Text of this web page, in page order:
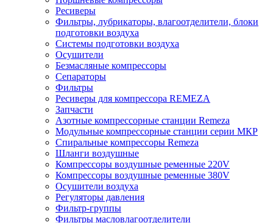
Ресиверы
Фильтры, лубрикаторы, влагоотделители, блоки
подготовки воздуха
Системы подготовки воздуха
Осушители
Безмасляные компрессоры
Сепараторы
Фильтры
Ресиверы для компрессора REMEZA
Запчасти
Азотные компрессорные станции Remeza
Модульные компрессорные станции серии МКР
Спиральные компрессоры Remeza
Шланги воздушные
Компрессоры воздушные ременные 220V
Компрессоры воздушные ременные 380V
Осушители воздуха
Регуляторы давления
Фильтр-группы
Фильтры масловлагоотделители